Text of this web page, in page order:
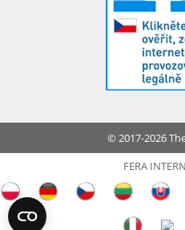
© 2017-2026
FERA